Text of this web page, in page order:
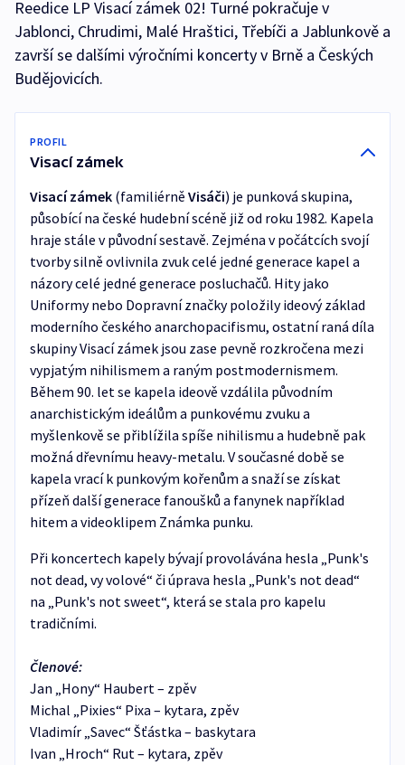
Reedice LP Visací zámek 02! Turné pokračuje v
Jablonci, Chrudimi, Malé Hraštici, Třebíči a Jablunkově a
završí se dalšími výročními koncerty v Brně a Českých
Budějovicích.
PROFIL
Visací zámek
Visací zámek (familiérně Visáči) je punková skupina,
působící na české hudební scéně již od roku 1982. Kapela
hraje stále v původní sestavě. Zejména v počátcích svojí
tvorby silně ovlivnila zvuk celé jedné generace kapel a
názory celé jedné generace posluchačů. Hity jako
Uniformy nebo Dopravní značky položily ideový základ
moderního českého anarchopacifismu, ostatní raná díla
skupiny Visací zámek jsou zase pevně rozkročena mezi
vypjatým nihilismem a raným postmodernismem.
Během 90. let se kapela ideově vzdálila původním
anarchistickým ideálům a punkovému zvuku a
myšlenkově se přiblížila spíše nihilismu a hudebně pak
možná dřevnímu heavy-metalu. V současné době se
kapela vrací k punkovým kořenům a snaží se získat
přízeň další generace fanoušků a fanynek například
hitem a videoklipem Známka punku.
Při koncertech kapely bývají provolávána hesla „Punk's
not dead, vy volové“ či úprava hesla „Punk's not dead“
na „Punk's not sweet“, která se stala pro kapelu
tradičními.
Členové:
Jan „Hony“ Haubert – zpěv
Michal „Pixies“ Pixa – kytara, zpěv
Vladimír „Savec“ Šťástka – baskytara
Ivan „Hroch“ Rut – kytara, zpěv